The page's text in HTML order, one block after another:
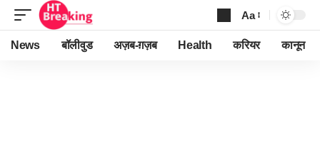
Font
Resizer
Aa
News बॉलीवुड अज़ब-ग़ज़ब Health करियर कानून